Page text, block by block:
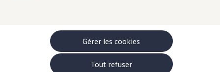
Tout refuser
Gérer les cookies
-> Batterie et sécurité
Pièces et accessoires
Accessoires
Pack de protection
Surveillez la température
: la batterie d'un